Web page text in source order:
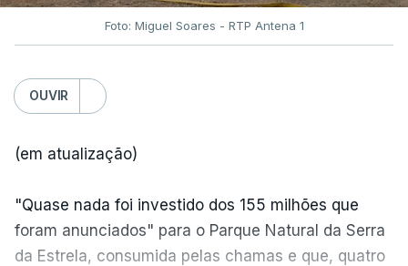
Foto: Miguel Soares - RTP Antena 1
OUVIR
(em atualização)
"Quase nada foi investido dos 155 milhões que
foram anunciados" para o Parque Natural da Serra
da Estrela, consumida pelas chamas e que, quatro